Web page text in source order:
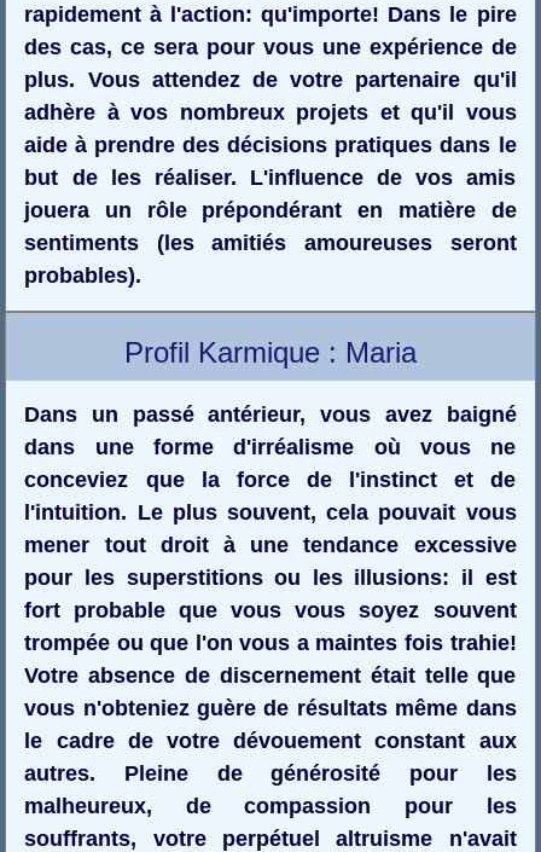
rapidement à l'action: qu'importe! Dans le pire
des cas, ce sera pour vous une expérience de
plus. Vous attendez de votre partenaire qu'il
adhère à vos nombreux projets et qu'il vous
aide à prendre des décisions pratiques dans le
but de les réaliser. L'influence de vos amis
jouera un rôle prépondérant en matière de
sentiments (les amitiés amoureuses seront
probables).
Profil Karmique : Maria
Dans un passé antérieur, vous avez baigné
dans une forme d'irréalisme où vous ne
conceviez que la force de l'instinct et de
l'intuition. Le plus souvent, cela pouvait vous
mener tout droit à une tendance excessive
pour les superstitions ou les illusions: il est
fort probable que vous vous soyez souvent
trompée ou que l'on vous a maintes fois trahie!
Votre absence de discernement était telle que
vous n'obteniez guère de résultats même dans
le cadre de votre dévouement constant aux
autres. Pleine de générosité pour les
malheureux, de compassion pour les
souffrants, votre perpétuel altruisme n'avait